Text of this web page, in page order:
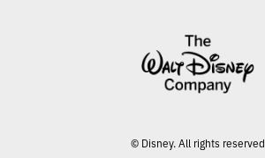
© Disney. All rights reserved